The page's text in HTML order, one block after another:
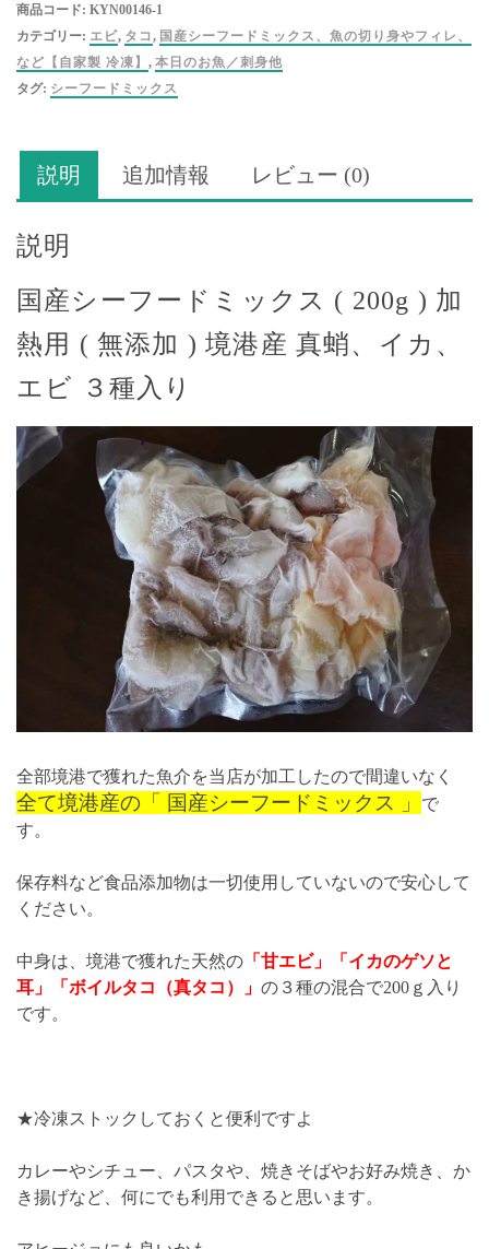
シ
ー
ミ
ッ
ク
ス
(
200g
加
用
(
添
産
蛸、
イ
カ、
ビ
３
入
り
個
商品コード: KYN00146-1
カテゴリー: エビ, タコ , 国産シーフードミックス、魚の切り身やフィレ、
など【自家製 冷凍】 , 本日のお魚／刺身他
タグ: シーフードミックス
説明 追加情報 レビュー (0)
説明
国産シーフードミックス ( 200g ) 加
熱用 ( 無添加 ) 境港産 真蛸、イカ、
エビ ３種入り
全部境港で獲れた魚介を当店が加工したので間違いなく
全て境港産の「 国産シーフードミックス 」
で
す。
保存料など食品添加物は一切使用していないので安心して
ください。
中身は、境港で獲れた天然の 「甘エビ」「イカのゲソと
耳」「ボイルタコ（真タコ）」 の３種の混合で200ｇ入り
です。
★冷凍ストックしておくと便利ですよ
カレーやシチュー、パスタや、焼きそばやお好み焼き、か
き揚げなど、何にでも利用できると思います。